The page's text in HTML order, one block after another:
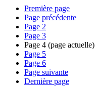
Première page
Page précédente
Page 2
Page 3
Page 4 (page actuelle)
Page 5
Page 6
Page suivante
Dernière page